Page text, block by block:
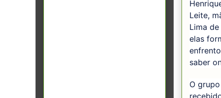
Leite,
Lima
elas
saber
O